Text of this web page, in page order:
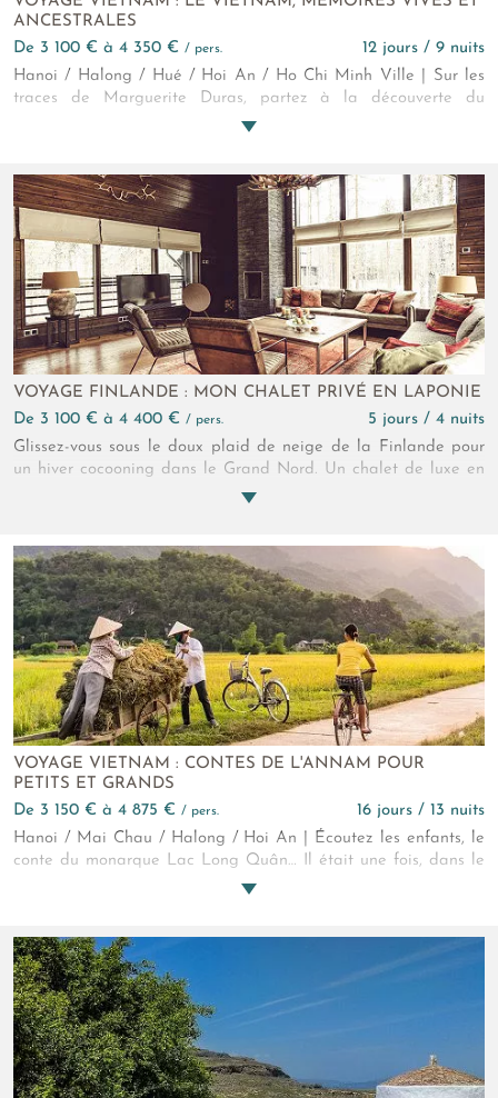
ANCESTRALES
de 3 100 € à 4 350 € / pers.
12 jours / 9 nuits
Hanoi / Halong / Hué / Hoi An / Ho Chi Minh Ville | Sur les
traces de Marguerite Duras, partez à la découverte du
Vietnam, qui porte encore l'Histoire de l'Indochine. Pays de
rythmé par des millénaires de douceur et d'authenticité. Une
traversée essentielle à la découverte de sites majeurs pour
s'évader et appréhender l'envoûtement de ce territoire en
pleine mutation.
VOYAGE FINLANDE : MON CHALET PRIVÉ EN LAPONIE
de 3 100 € à 4 400 € / pers.
5 jours / 4 nuits
Glissez-vous sous le doux plaid de neige de la Finlande pour
un hiver cocooning dans le Grand Nord. Un chalet de luxe en
Laponie vous attend, avec son chef privé et ses petits lutins
journées exaltantes auprès des rennes et des huskies…
VOYAGE VIETNAM : CONTES DE L'ANNAM POUR
PETITS ET GRANDS
de 3 150 € à 4 875 € / pers.
16 jours / 13 nuits
Hanoi / Mai Chau / Halong / Hoi An | Écoutez les enfants, le
conte du monarque Lac Long Quân… Il était une fois, dans le
lointain pays d’Annam que nous appelons aujourd’hui
immortelle Aoko. Ils tombèrent éperdument amoureux et de
leur union naquit le peuple vietnamien… Entrez dans leur
histoire !